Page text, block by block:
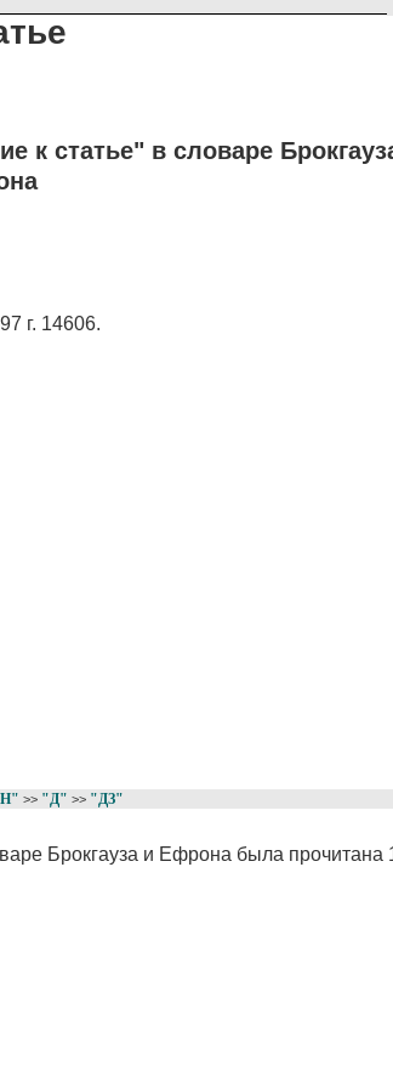
к статье" в словаре
г. 14606.
>> "Д" >> "ДЗ"
Брокгауза и Ефрона была прочитана